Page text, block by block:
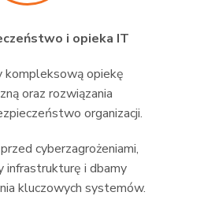
i opieka IT
kompleksową opiekę
oraz rozwiązania
organizacji.
cyberzagrożeniami,
infrastrukturę i dbamy
kluczowych systemów.